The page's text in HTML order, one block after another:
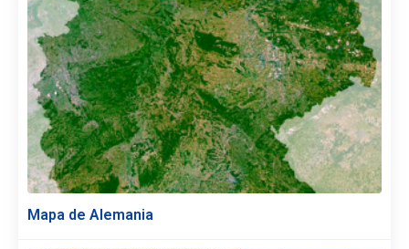
Mapa de Alemania